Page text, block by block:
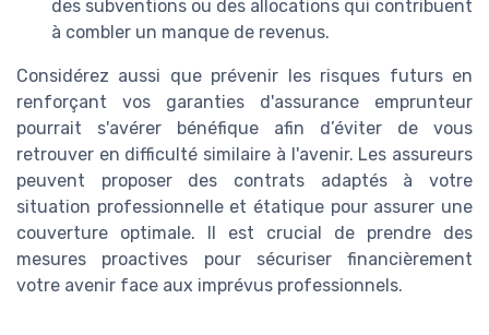
des subventions ou des allocations qui contribuent
à combler un manque de revenus.
Considérez aussi que prévenir les risques futurs en
renforçant vos garanties d'assurance emprunteur
pourrait s'avérer bénéfique afin d’éviter de vous
retrouver en difficulté similaire à l'avenir. Les assureurs
peuvent proposer des contrats adaptés à votre
situation professionnelle et étatique pour assurer une
couverture optimale. Il est crucial de prendre des
mesures proactives pour sécuriser financièrement
votre avenir face aux imprévus professionnels.